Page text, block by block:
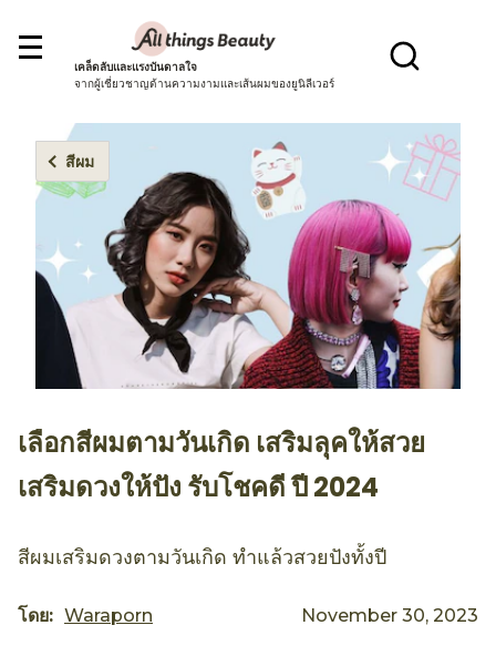
เคล็ดลับและแรงบันดาลใจ
จากผู้เชี่ยวชาญด้านความงามและเส้นผมของยูนิลีเวอร์
สีผม
เลือกสีผมตามวันเกิด เสริมลุคให้สวย
เสริมดวงให้ปัง รับโชคดี ปี 2024
สีผมเสริมดวงตามวันเกิด ทำแล้วสวยปังทั้งปี
โดย: Waraporn November 30, 2023